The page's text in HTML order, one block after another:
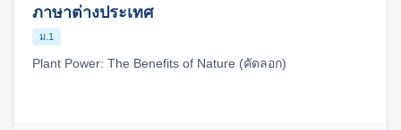
ภาษาต่างประเทศ
ม.1
Plant Power: The Benefits of Nature (คัดลอก)